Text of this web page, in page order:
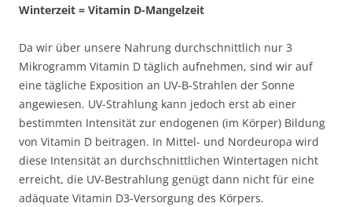
Winterzeit = Vitamin D-Mangelzeit
Da wir über unsere Nahrung durchschnittlich nur 3
Mikrogramm Vitamin D täglich aufnehmen, sind wir auf
eine tägliche Exposition an UV-B-Strahlen der Sonne
angewiesen. UV-Strahlung kann jedoch erst ab einer
bestimmten Intensität zur endogenen (im Körper) Bildung
von Vitamin D beitragen. In Mittel- und Nordeuropa wird
diese Intensität an durchschnittlichen Wintertagen nicht
erreicht, die UV-Bestrahlung genügt dann nicht für eine
adäquate Vitamin D3-Versorgung des Körpers.